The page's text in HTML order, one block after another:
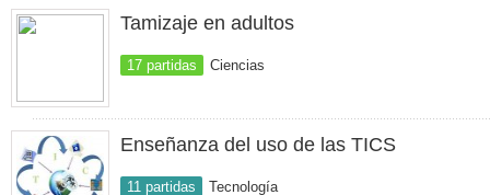
Tamizaje en adultos
17 partidas Ciencias
Enseñanza del uso de las TICS
11 partidas Tecnología